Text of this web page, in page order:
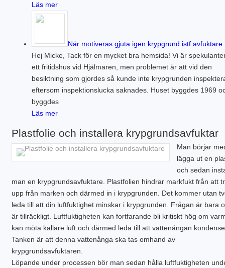
Läs mer
När motiveras gjuta igen krypgrund istf avfuktare
Hej Micke, Tack för en mycket bra hemsida! Vi är
ett fritidshus vid Hjälmaren, men problemet är att vid den
besiktning som gjordes så kunde inte krypgrunden
eftersom inspektionslucka saknades. Huset byggdes 1969
byggdes
Läs mer
Plastfolie och installera krypgrundsavfuktar
Man börjar
lägga ut en
och sedan
man en krypgrundsavfuktare. Plastfolien hindrar markfukt från att
upp från marken och därmed in i krypgrunden. Det kommer utan
leda till att din luftfuktighet minskar i krypgrunden. Frågan är bara
är tillräckligt. Luftfuktigheten kan fortfarande bli kritiskt hög om
kan möta kallare luft och därmed leda till att vattenångan
Tanken är att denna vattenånga ska tas omhand av
krypgrundsavfuktaren.
Löpande under processen bör man sedan hålla luftfuktigheten